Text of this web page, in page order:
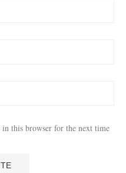
this browser for the next time